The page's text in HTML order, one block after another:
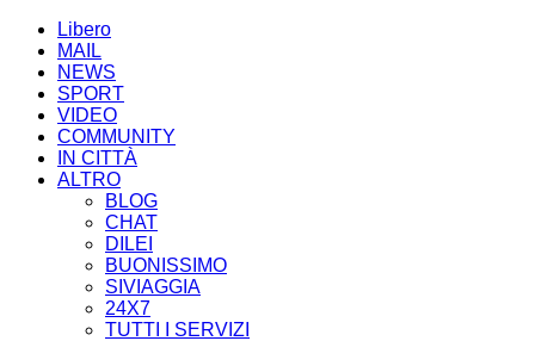
Libero
MAIL
NEWS
SPORT
VIDEO
COMMUNITY
IN CITTÀ
ALTRO
BLOG
CHAT
DILEI
BUONISSIMO
SIVIAGGIA
24X7
TUTTI I SERVIZI